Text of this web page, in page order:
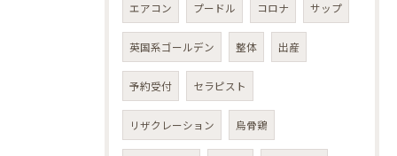
エアコン プードル コロナ サップ
英国系ゴールデン 整体 出産
予約受付 セラピスト
リザクレーション 烏骨鶏